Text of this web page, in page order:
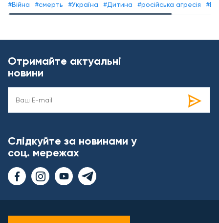
#Війна #смерть #Україна #Дитина #російська агресія
Отримайте актуальні
новини
Слідкуйте за новинами у
соц. мережах